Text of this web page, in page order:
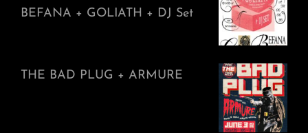
BEFANA + GOLIATH + DJ Set
THE BAD PLUG + ARMURE